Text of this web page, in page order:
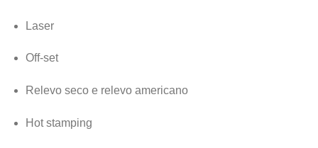
Laser
Off-set
Relevo seco e relevo americano
Hot stamping